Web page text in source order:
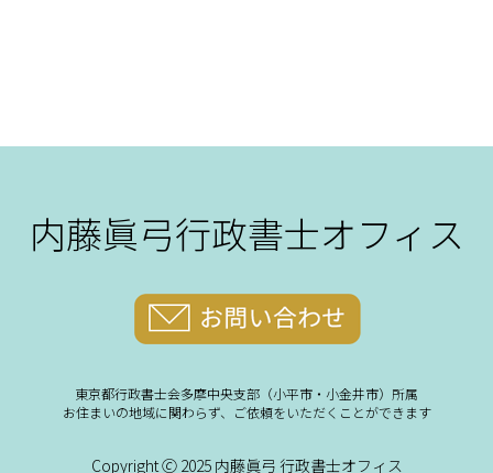
内藤眞弓行政書士オフィス
東京都行政書士会多摩中央支部（小平市・小金井市）所属
お住まいの地域に関わらず、ご依頼をいただくことができます
Copyright 🄫 2025 内藤眞弓 行政書士オフィス